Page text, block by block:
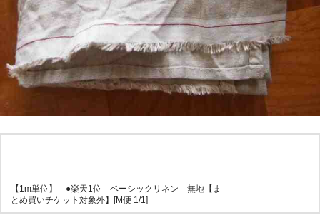
【1m単位】 ●楽天1位 ベーシックリネン 無地【ま
とめ買いチケット対象外】[M便 1/1]